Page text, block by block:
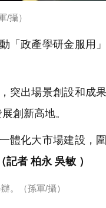
/攝）
「政產學研金服用
突出場景創設和成
創新高地。
體化大市場建設，
（記者 柏永 吳敏 ）
。（孫軍/攝）